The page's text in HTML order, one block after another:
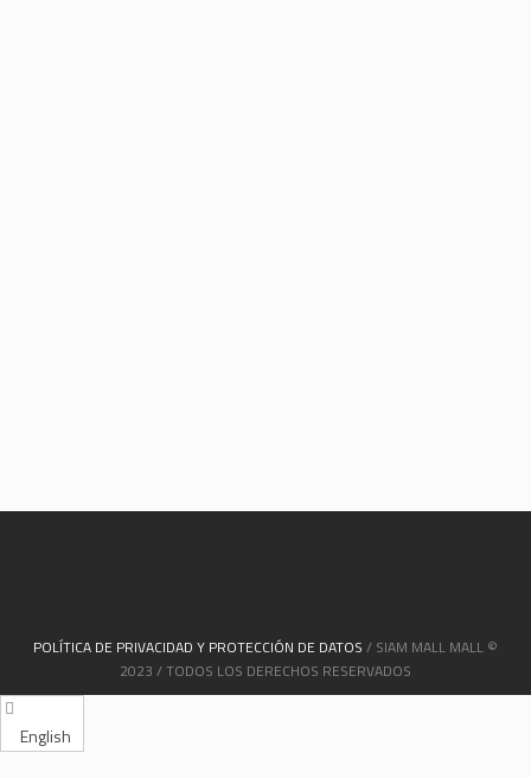
POLÍTICA DE PRIVACIDAD Y PROTECCIÓN DE DATOS / SIAM MALL MALL ©
2023 / TODOS LOS DERECHOS RESERVADOS
English